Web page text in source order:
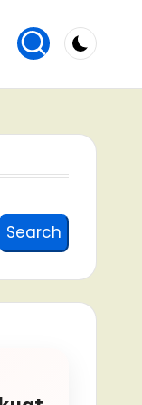
Search